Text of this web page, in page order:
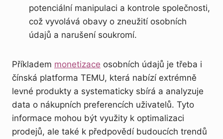
potenciální manipulaci a kontrole společnosti,
což vyvolává obavy o zneužití osobních
údajů a narušení soukromí.
Příkladem monetizace osobních údajů je třeba i
čínská platforma TEMU, která nabízí extrémně
levné produkty a systematicky sbírá a analyzuje
data o nákupních preferencích uživatelů. Tyto
informace mohou být využity k optimalizaci
prodejů, ale také k předpovědí budoucích trendů